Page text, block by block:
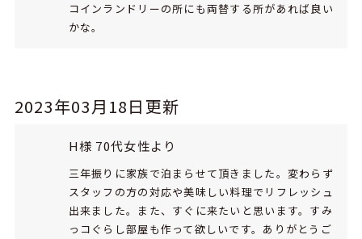
コインランドリーの所にも両替する所があれば良い
かな。
2023年03月18日更新
H様 70代女性より
三年振りに家族で泊まらせて頂きました。変わらず
スタッフの方の対応や美味しい料理でリフレッシュ
出来ました。また、すぐに来たいと思います。すみ
っコぐらし部屋も作って欲しいです。ありがとうご